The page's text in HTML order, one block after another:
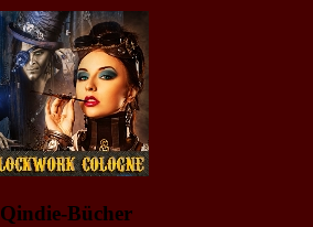
Qindie-Bücher